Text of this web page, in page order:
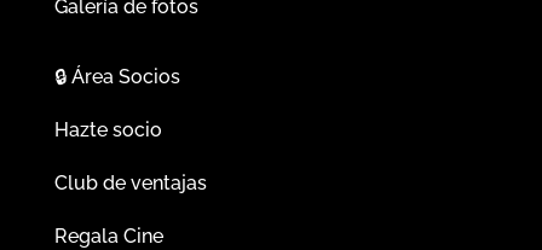
Galería de fotos
🔒Área Socios
Hazte socio
Club de ventajas
Regala Cine